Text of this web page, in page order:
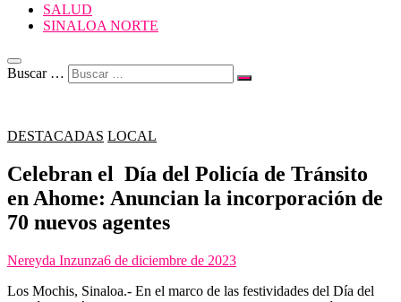
SALUD
SINALOA NORTE
Buscar …
DESTACADAS LOCAL
Celebran el Día del Policía de Tránsito
en Ahome: Anuncian la incorporación de
70 nuevos agentes
Nereyda Inzunza6 de diciembre de 2023
Los Mochis, Sinaloa.- En el marco de las festividades del Día del